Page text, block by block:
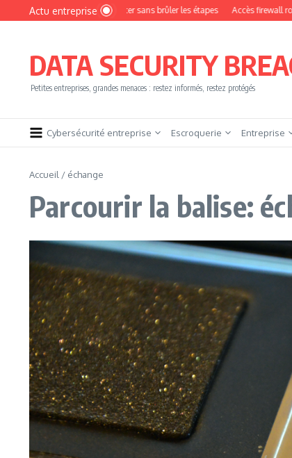
Aller au contenu
Actu entreprise
devenir pentester sans brûler les étapes Accès firewall root à
DATA SECURITY
Petites entreprises, grandes menaces : restez informés, restez protégés
Cybersécurité entreprise Escroquerie Entreprise
Accueil / échange
Parcourir la balise: